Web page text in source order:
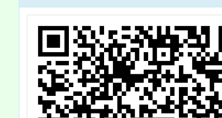
工作
歡迎
加，